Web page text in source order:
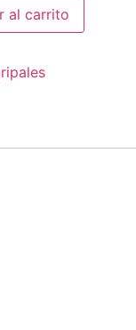
al carrito